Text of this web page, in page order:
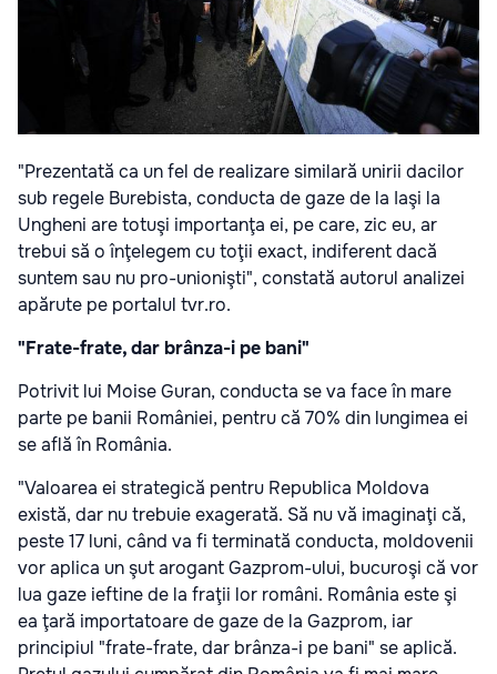
"Prezentată ca un fel de realizare similară unirii dacilor
sub regele Burebista, conducta de gaze de la Iaşi la
Ungheni are totuşi importanţa ei, pe care, zic eu, ar
trebui să o înţelegem cu toţii exact, indiferent dacă
suntem sau nu pro-unionişti", constată autorul analizei
apărute pe portalul tvr.ro.
"Frate-frate, dar brânza-i pe bani"
Potrivit lui Moise Guran, conducta se va face în mare
parte pe banii României, pentru că 70% din lungimea ei
se află în România.
"Valoarea ei strategică pentru Republica Moldova
există, dar nu trebuie exagerată. Să nu vă imaginaţi că,
peste 17 luni, când va fi terminată conducta, moldovenii
vor aplica un şut arogant Gazprom-ului, bucuroşi că vor
lua gaze ieftine de la fraţii lor români. România este şi
ea ţară importatoare de gaze de la Gazprom, iar
principiul "frate-frate, dar brânza-i pe bani" se aplică.